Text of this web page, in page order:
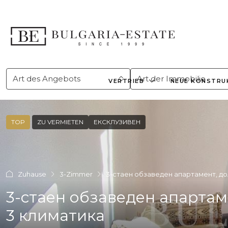
VERTRIEB NEUE
Art des Angebots Art der Immobilie
TOP ZU VERMIETEN ЕКСКЛУЗИВЕН
Zuhause 3-Zimmer 3-стаен обзаведен апартамент,
3-стаен обзаведен
3 климатика